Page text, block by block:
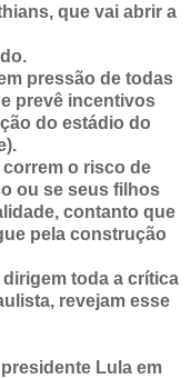
que vai abrir a
pressão de todas
prevê incentivos
do estádio do
o risco de
ou se seus filhos
contanto que
pela construção
toda a crítica
revejam esse
Lula em